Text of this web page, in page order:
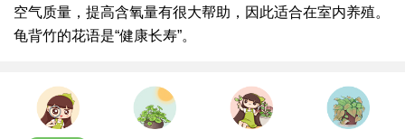
空气质量，提高含氧量有很大帮助，因此适合在室内养殖。
龟背竹的花语是“健康长寿”。